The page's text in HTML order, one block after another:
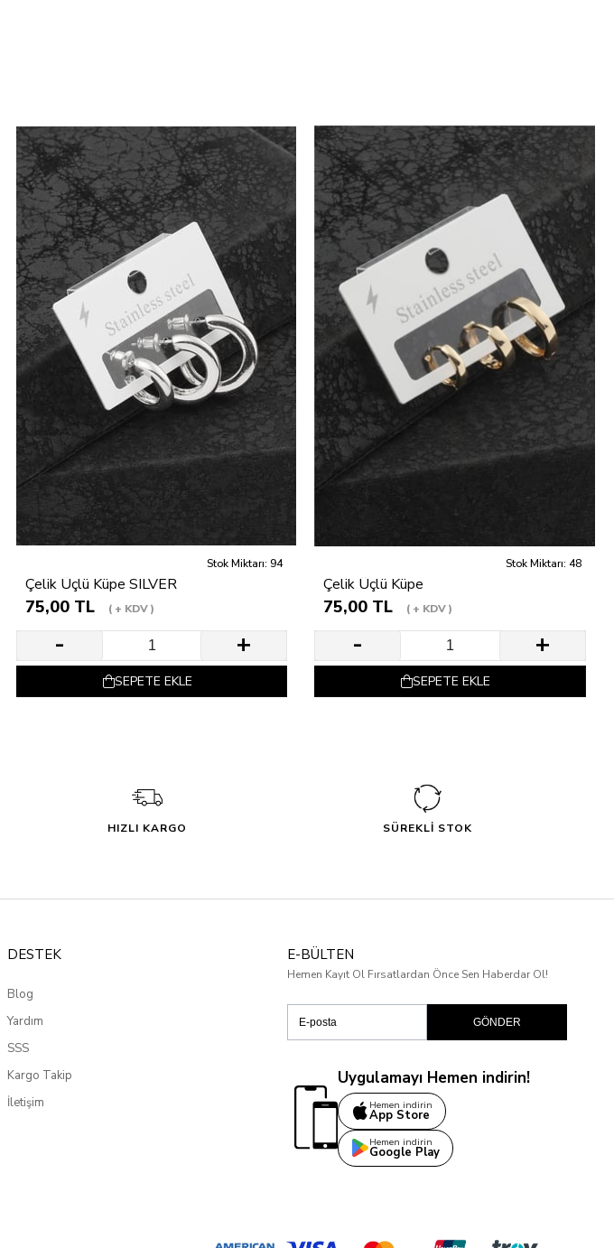
Stok Miktarı: 94
Çelik Üçlü Küpe SILVER
75,00 TL + KDV
SEPETE EKLE
Stok Miktarı: 48
Çelik Üçlü Küpe
75,00 TL + KDV
SEPETE EKLE
HIZLI KARGO SÜREKLİ STOK
DESTEK
Blog
Yardım
SSS
Kargo Takip
İletişim
E-BÜLTEN
Hemen Kayıt Ol Fırsatlardan Önce Sen Haberdar Ol!
GÖNDER
Uygulamayı Hemen indirin!
Hemen indirin
App Store
Hemen indirin
Google Play